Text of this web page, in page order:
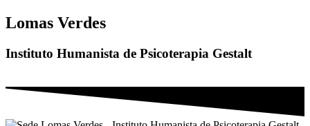
Lomas Verdes
Instituto Humanista de Psicoterapia Gestalt